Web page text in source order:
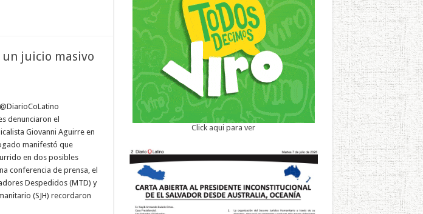
juicio masivo
denunciaron el
Giovanni Aguirre en
manifestó que
en dos posibles
conferencia de prensa, el
Despedidos (MTD) y
(SJH) recordaron
Click aqui para ver